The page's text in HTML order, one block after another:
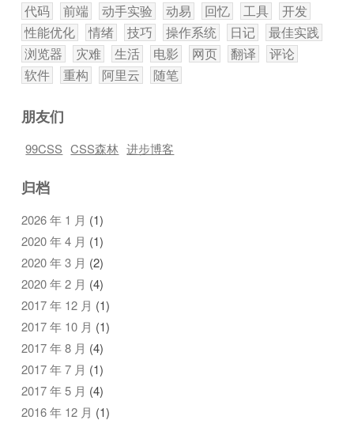
代码
前端 动手实验 动易 回忆 工具
开发
性能优化
情绪 技巧 操作系统 日记
最佳实践
浏览器
灾难 生活 电影 网页 翻译
评论
软件
重构 阿里云 随笔
朋友们
99CSS CSS森林 进步博客
归档
2026 年 1 月 (1)
2020 年 4 月 (1)
2020 年 3 月 (2)
2020 年 2 月 (4)
2017 年 12 月 (1)
2017 年 10 月 (1)
2017 年 8 月 (4)
2017 年 7 月 (1)
2017 年 5 月 (4)
2016 年 12 月 (1)